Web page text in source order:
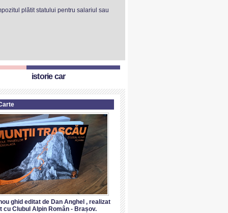
plătit statului pentru salariul sau
istorie car
ghid editat de Dan Anghel , realizat
cu Clubul Alpin Român - Brașov.